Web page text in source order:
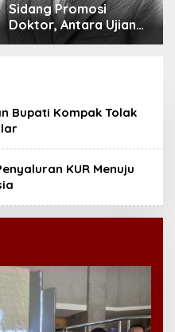
Gus Kikin: Qanun Asasi
Menjadi Rujukan
Tertinggi NU,
Bupati Kompak Tolak
KUR Menuju